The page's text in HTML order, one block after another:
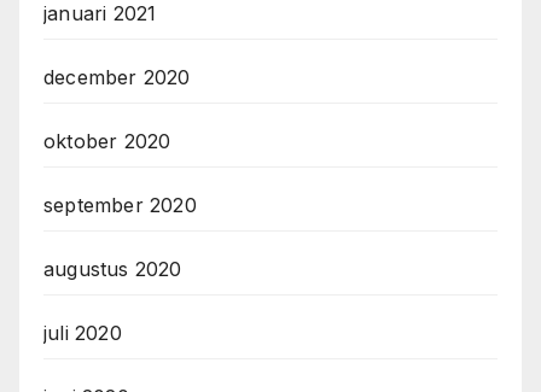
januari 2021
december 2020
oktober 2020
september 2020
augustus 2020
juli 2020